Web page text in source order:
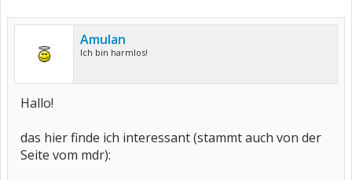
Amulan
Ich bin harmlos!
Hallo!
das hier finde ich interessant (stammt auch von der
Seite vom mdr):